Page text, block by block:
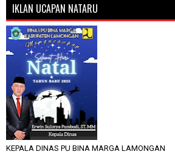
IKLAN UCAPAN NATARU
KEPALA DINAS PU BINA MARGA LAMONGAN